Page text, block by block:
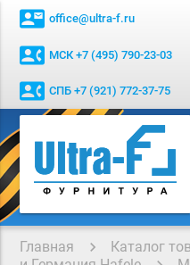
contact_mail office@ultra-f.ru
contact_phone МСК +7 (495) 790-23-03
contact_phone СПБ +7 (921) 772-37-75
Главная
Каталог